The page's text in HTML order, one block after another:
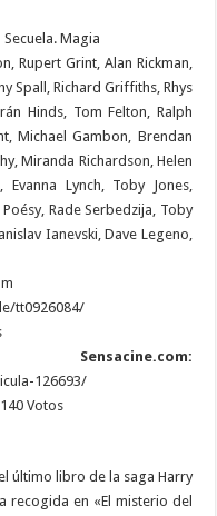
Magia
Rupert Grint, Alan Rickman,
Spall, Richard Griffiths, Rhys
Hinds, Tom Felton, Ralph
Michael Gambon, Brendan
Miranda Richardson, Helen
Evanna Lynch, Toby Jones,
Rade Serbedzija, Toby
Ianevski, Dave Legeno,
tt0926084/
126693/
Votos
último libro de la saga Harry
recogida en «El misterio del